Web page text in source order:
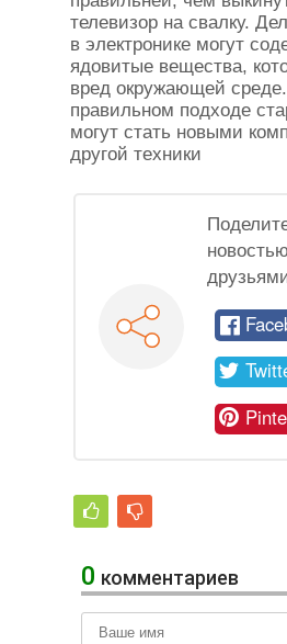
телевизор на свалку.
в электронике могут
ядовитые вещества,
вред окружающей
правильном подходе
могут стать новыми
другой техники
0 комментариев